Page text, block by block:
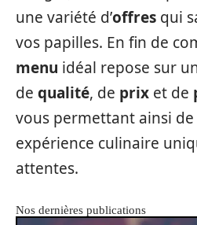
une variété d’offres qui
vos papilles. En fin de
menu idéal repose sur
de qualité, de prix et de
vous permettant ainsi
expérience culinaire
attentes.
Nos dernières publications